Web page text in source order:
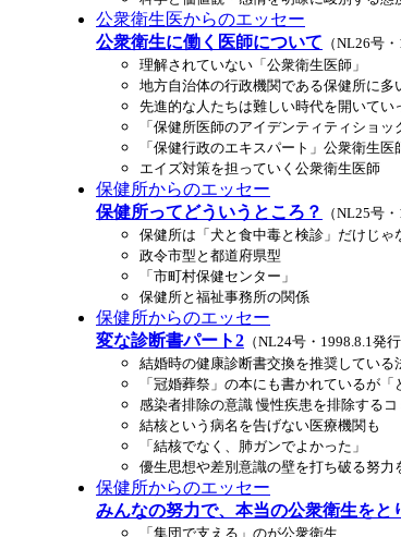
公衆衛生医からのエッセー
公衆衛生に働く医師について （NL26号
理解されていない「公衆衛生医師」
地方自治体の行政機関である保健所に多
先進的な人たちは難しい時代を開いてい
「保健所医師のアイデンティティショ
「保健行政のエキスパート」公衆衛生
エイズ対策を担っていく公衆衛生医師
保健所からのエッセー
保健所ってどういうところ？
（NL25号
保健所は「犬と食中毒と検診」だけじゃ
政令市型と都道府県型
「市町村保健センター」
保健所と福祉事務所の関係
保健所からのエッセー
変な診断書パート2 （NL24号・1998.8.1発行
結婚時の健康診断書交換を推奨している
「冠婚葬祭」の本にも書かれているが
感染者排除の意識 慢性疾患を排除する
結核という病名を告げない医療機関も
「結核でなく、肺ガンでよかった」
優生思想や差別意識の壁を打ち破る努力
保健所からのエッセー
みんなの努力で、本当の公衆衛生をと
「集団で支える」のが公衆衛生